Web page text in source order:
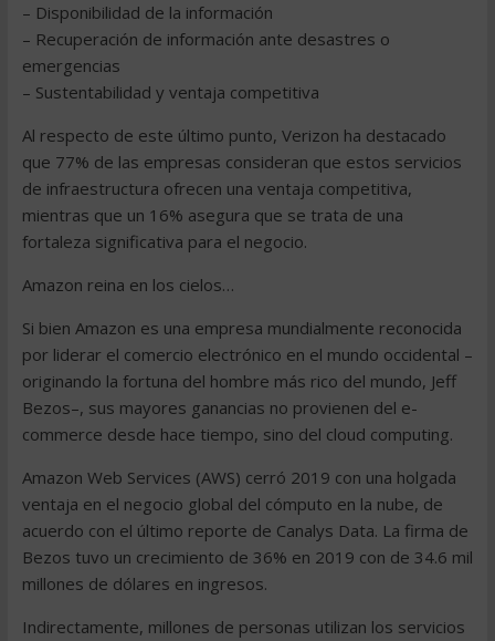
– Disponibilidad de la información
– Recuperación de información ante desastres o
emergencias
– Sustentabilidad y ventaja competitiva
Al respecto de este último punto, Verizon ha destacado
que 77% de las empresas consideran que estos servicios
de infraestructura ofrecen una ventaja competitiva,
mientras que un 16% asegura que se trata de una
fortaleza significativa para el negocio.
Amazon reina en los cielos…
Si bien Amazon es una empresa mundialmente reconocida
por liderar el comercio electrónico en el mundo occidental –
originando la fortuna del hombre más rico del mundo, Jeff
Bezos–, sus mayores ganancias no provienen del e-
commerce desde hace tiempo, sino del cloud computing.
Amazon Web Services (AWS) cerró 2019 con una holgada
ventaja en el negocio global del cómputo en la nube, de
acuerdo con el último reporte de Canalys Data. La firma de
Bezos tuvo un crecimiento de 36% en 2019 con de 34.6 mil
millones de dólares en ingresos.
Indirectamente, millones de personas utilizan los servicios